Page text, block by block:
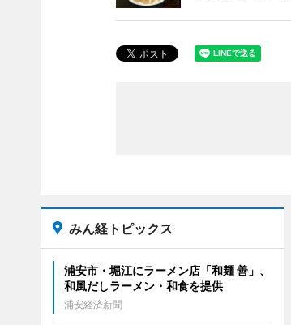
みん経トピックス
浦安市・堀江にラーメン店「和麺 善」、
和風だしラーメン・和食を提供
浦安経済新聞